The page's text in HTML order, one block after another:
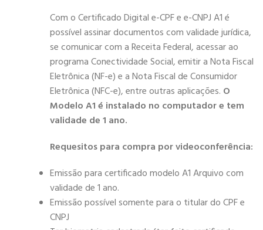
Com o Certificado Digital e-CPF e e-CNPJ A1 é
possível assinar documentos com validade jurídica,
se comunicar com a Receita Federal, acessar ao
programa Conectividade Social, emitir a Nota Fiscal
Eletrônica (NF-e) e a Nota Fiscal de Consumidor
Eletrônica (NFC-e), entre outras aplicações. O
Modelo A1 é instalado no computador e tem
validade de 1 ano.
Requesitos para compra por videoconferência:
Emissão para certificado modelo A1 Arquivo com
validade de 1 ano.
Emissão possível somente para o titular do CPF e
CNPJ